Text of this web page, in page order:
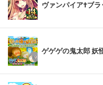
ヴァンパイア†ブラ
ゲゲゲの鬼太郎 妖